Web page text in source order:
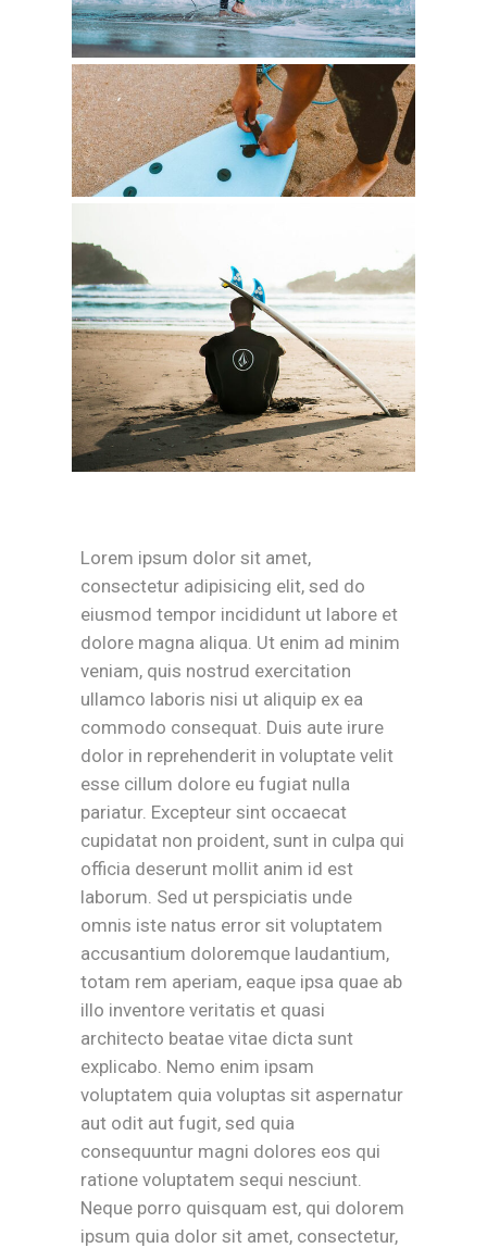
Lorem ipsum dolor sit amet,
consectetur adipisicing elit, sed do
eiusmod tempor incididunt ut labore et
dolore magna aliqua. Ut enim ad minim
veniam, quis nostrud exercitation
ullamco laboris nisi ut aliquip ex ea
commodo consequat. Duis aute irure
dolor in reprehenderit in voluptate velit
esse cillum dolore eu fugiat nulla
pariatur. Excepteur sint occaecat
cupidatat non proident, sunt in culpa qui
officia deserunt mollit anim id est
laborum. Sed ut perspiciatis unde
omnis iste natus error sit voluptatem
accusantium doloremque laudantium,
totam rem aperiam, eaque ipsa quae ab
illo inventore veritatis et quasi
architecto beatae vitae dicta sunt
explicabo. Nemo enim ipsam
voluptatem quia voluptas sit aspernatur
aut odit aut fugit, sed quia
consequuntur magni dolores eos qui
ratione voluptatem sequi nesciunt.
Neque porro quisquam est, qui dolorem
ipsum quia dolor sit amet, consectetur,